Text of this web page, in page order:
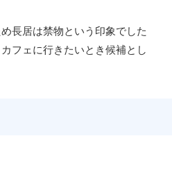
長居は禁物という印象でした
フェに行きたいとき候補とし